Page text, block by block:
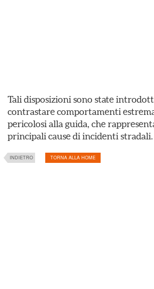
Tali disposizioni sono state
contrastare comportamenti
pericolosi alla guida, che
principali cause di incidenti stradali.
INDIETRO TORNA ALLA HOME